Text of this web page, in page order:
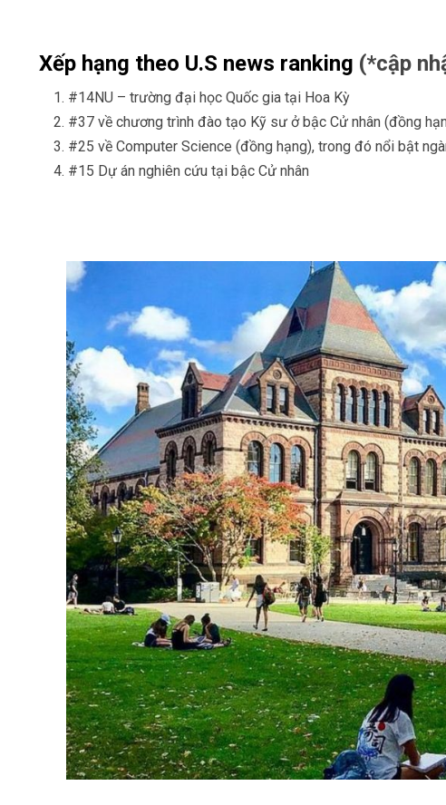
Xếp hạng theo U.S news ranking (*cập
#14NU – trường đại học Quốc gia tại Hoa Kỳ
#37 về chương trình đào tạo Kỹ sư ở bậc Cử nhân (đồng
#25 về Computer Science (đồng hạng), trong đó nổi bật
#15 Dự án nghiên cứu tại bậc Cử nhân